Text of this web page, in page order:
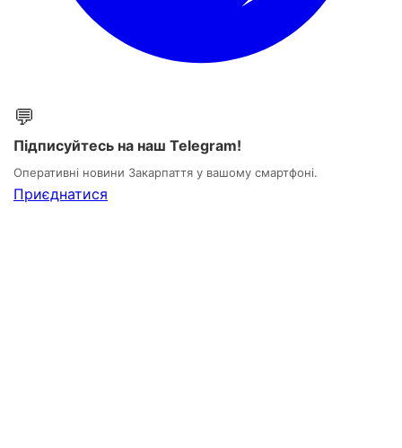
💬
Підписуйтесь на наш Telegram!
Оперативні новини Закарпаття у вашому смартфоні.
Приєднатися